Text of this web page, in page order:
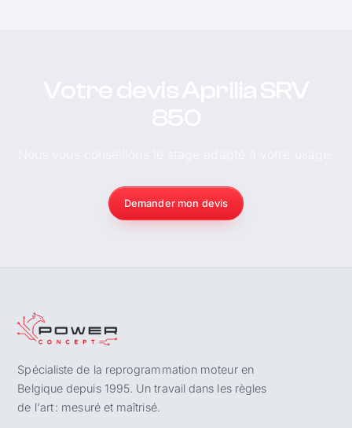
Demander mon devis
Spécialiste de la reprogrammation moteur en
Belgique depuis 1995. Un travail dans les règles
de l'art : mesuré et maîtrisé.